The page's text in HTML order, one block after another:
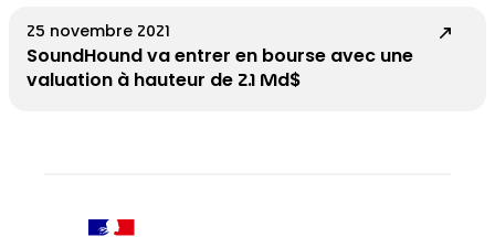
25 novembre 2021
SoundHound va entrer en bourse avec une
valuation à hauteur de 2.1 Md$